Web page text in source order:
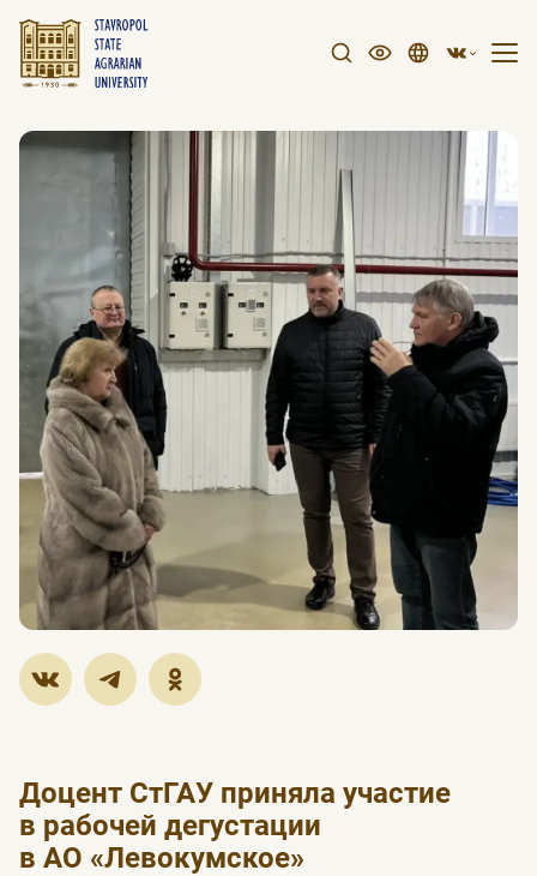
Доцент СтГАУ приняла участие
в рабочей дегустации
в АО «Левокумское»